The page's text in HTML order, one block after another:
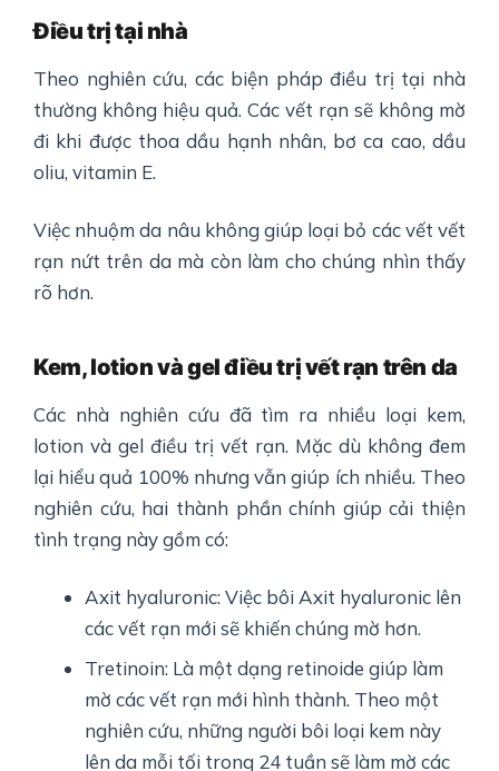
Điều trị tại nhà
Theo nghiên cứu, các biện pháp điều trị tại nhà
thường không hiệu quả. Các vết rạn sẽ không mờ
đi khi được thoa dầu hạnh nhân, bơ ca cao, dầu
oliu, vitamin E.
Việc nhuộm da nâu không giúp loại bỏ các vết vết
rạn nứt trên da mà còn làm cho chúng nhìn thấy
rõ hơn.
Kem, lotion và gel điều trị vết rạn trên da
Các nhà nghiên cứu đã tìm ra nhiều loại kem,
lotion và gel điều trị vết rạn. Mặc dù không đem
lại hiểu quả 100% nhưng vẫn giúp ích nhiều. Theo
nghiên cứu, hai thành phần chính giúp cải thiện
tình trạng này gồm có:
Axit hyaluronic: Việc bôi Axit hyaluronic lên
các vết rạn mới sẽ khiến chúng mờ hơn.
Tretinoin: Là một dạng retinoide giúp làm
mờ các vết rạn mới hình thành. Theo một
nghiên cứu, những người bôi loại kem này
lên da mỗi tối trong 24 tuần sẽ làm mờ các